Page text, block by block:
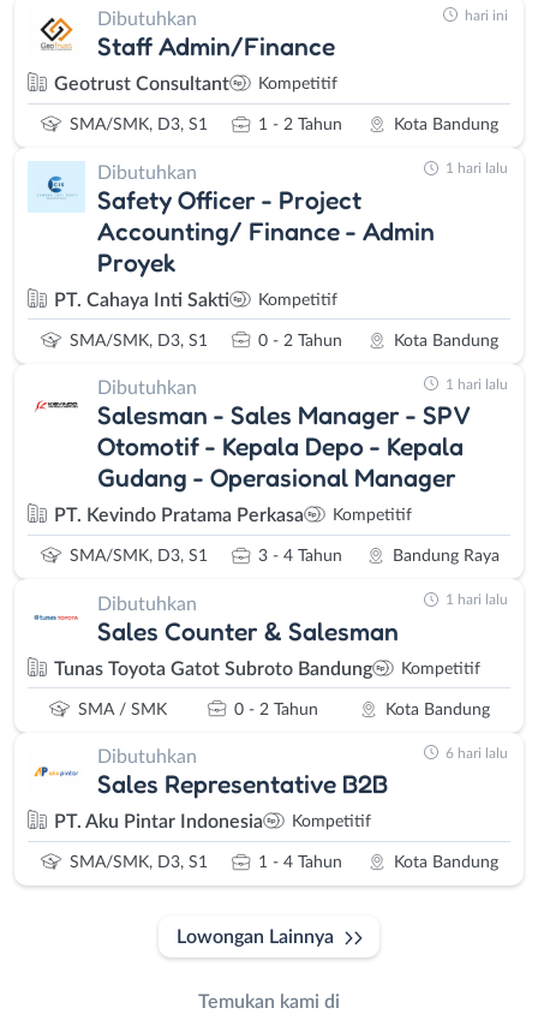
Dibutuhkan
Staff Admin/Finance
Geotrust Consultant Kompetitif
SMA/SMK, D3, S1 1 - 2 Tahun Kota Bandung
hari ini
Dibutuhkan
Safety Officer - Project
Accounting/ Finance - Admin
Proyek
PT. Cahaya Inti Sakti Kompetitif
SMA/SMK, D3, S1 0 - 2 Tahun Kota Bandung
1 hari lalu
Dibutuhkan
Salesman - Sales Manager - SPV
Otomotif - Kepala Depo - Kepala
Gudang - Operasional Manager
PT. Kevindo Pratama Perkasa Kompetitif
SMA/SMK, D3, S1 3 - 4 Tahun Bandung Raya
1 hari lalu
Dibutuhkan
Sales Counter & Salesman
Tunas Toyota Gatot Subroto Bandung Kompetitif
SMA / SMK 0 - 2 Tahun Kota Bandung
1 hari lalu
Dibutuhkan
Sales Representative B2B
PT. Aku Pintar Indonesia Kompetitif
SMA/SMK, D3, S1 1 - 4 Tahun Kota Bandung
6 hari lalu
Lowongan Lainnya
Temukan kami di